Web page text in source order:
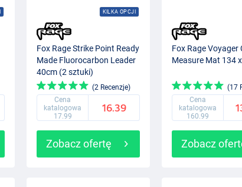
KILKA OPCJI
Fox Rage Strike Point Ready
Made Fluorocarbon Leader
40cm (2 sztuki)
(2 Recenzje)
Cena
katalogowa
17.99
16.39
Zobacz ofertę
Fox Rage Voyager
Measure Mat 134
(17
Cena
katalogowa
160.99
Zobacz